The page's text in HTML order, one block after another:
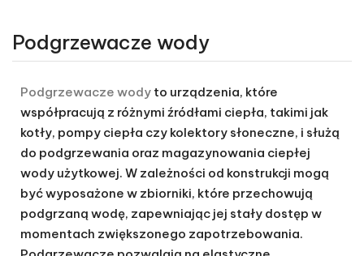
Podgrzewacze wody
Podgrzewacze wody to urządzenia, które
współpracują z różnymi źródłami ciepła, takimi jak
kotły, pompy ciepła czy kolektory słoneczne, i służą
do podgrzewania oraz magazynowania ciepłej
wody użytkowej. W zależności od konstrukcji mogą
być wyposażone w zbiorniki, które przechowują
podgrzaną wodę, zapewniając jej stały dostęp w
momentach zwiększonego zapotrzebowania.